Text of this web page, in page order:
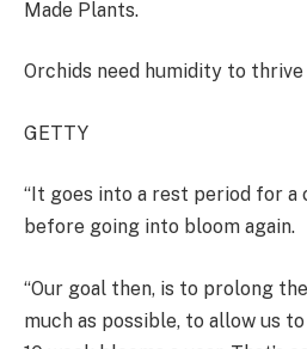
Made Plants.
Orchids need humidity to thrive
GETTY
“It goes into a rest period for a
before going into bloom again.
“Our goal then, is to prolong
much as possible, to allow us